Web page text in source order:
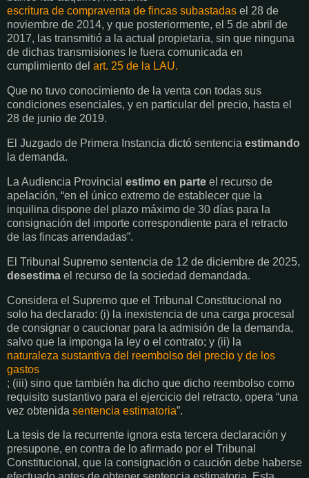
escritura de compraventa de fincas subastadas el 28 de
noviembre de 2014, y que posteriormente, el 5 de abril de
2017, las transmitió a la actual propietaria, sin que ninguna
de dichas transmisiones le fuera comunicada en
cumplimiento del art. 25 de la LAU.
Que no tuvo conocimiento de la venta con todas sus
condiciones esenciales, y en particular del precio, hasta el
28 de junio de 2019.
El Juzgado de Primera Instancia dictó sentencia estimando
la demanda.
La Audiencia Provincial estimo en parte el recurso de
apelación, “en el único extremo de establecer que la
inquilina dispone del plazo máximo de 30 días para la
consignación del importe correspondiente para el retracto
de las fincas arrendadas”.
El Tribunal Supremo sentencia de 12 de diciembre de 2025,
desestima el recurso de la sociedad demandada.
Considera el Supremo que el Tribunal Constitucional no
solo ha declarado: (i) la inexistencia de una carga procesal
de consignar o caucionar para la admisión de la demanda,
salvo que la imponga la ley o el contrato; y (ii) la
naturaleza sustantiva del reembolso del precio y de los
gastos
; (iii) sino que también ha dicho que dicho reembolso como
requisito sustantivo para el ejercicio del retracto, opera “una
vez obtenida sentencia estimatoria”.
La tesis de la recurrente ignora esta tercera declaración y
presupone, en contra de lo afirmado por el Tribunal
Constitucional, que la consignación o caución debe haberse